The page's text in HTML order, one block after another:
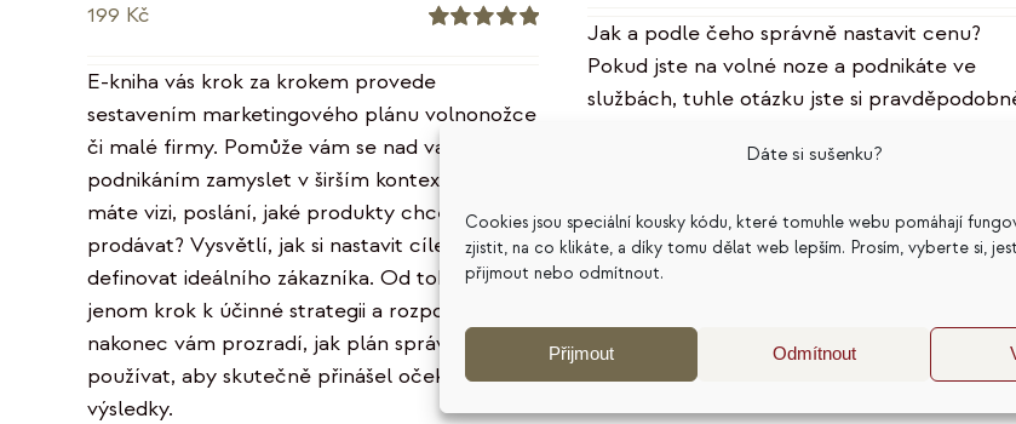
Dáte si sušenku?
Cookies jsou speciální kousky kódu, které tomuhle webu pomáhají
zjistit, na co klikáte, a díky tomu dělat web lepším. Prosím, vyberte si,
přijmout nebo odmítnout.
Přijmout Odmítnout
199 Kč
E-kniha vás krok za krokem provede
sestavením marketingového plánu volnonožce
či malé firmy. Pomůže vám se nad vaším
podnikáním zamyslet v širším kontextu – jakou
máte vizi, poslání, jaké produkty chcete
prodávat? Vysvětlí, jak si nastavit cíle a
definovat ideálního zákazníka. Od toho už je
jenom krok k účinné strategii a rozpočtu. A
nakonec vám prozradí, jak plán správně
používat, aby skutečně přinášel očekávané
výsledky.
z 5
Jak a podle čeho správně nastavit cenu?
Pokud jste na volné noze a podnikáte ve
službách, tuhle otázku jste si
pomůže najít odpověď. Na cenotvorbu má
zásadní – hodnota, kterou vnímá zákazník, a
pak hodnota, kterou vnímá podnikatel. V e-
ovlivnit tu druhou.
Přidat do košíku